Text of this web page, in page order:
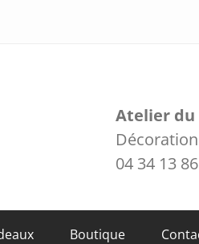
Atelier du
04 34 13
Boutique